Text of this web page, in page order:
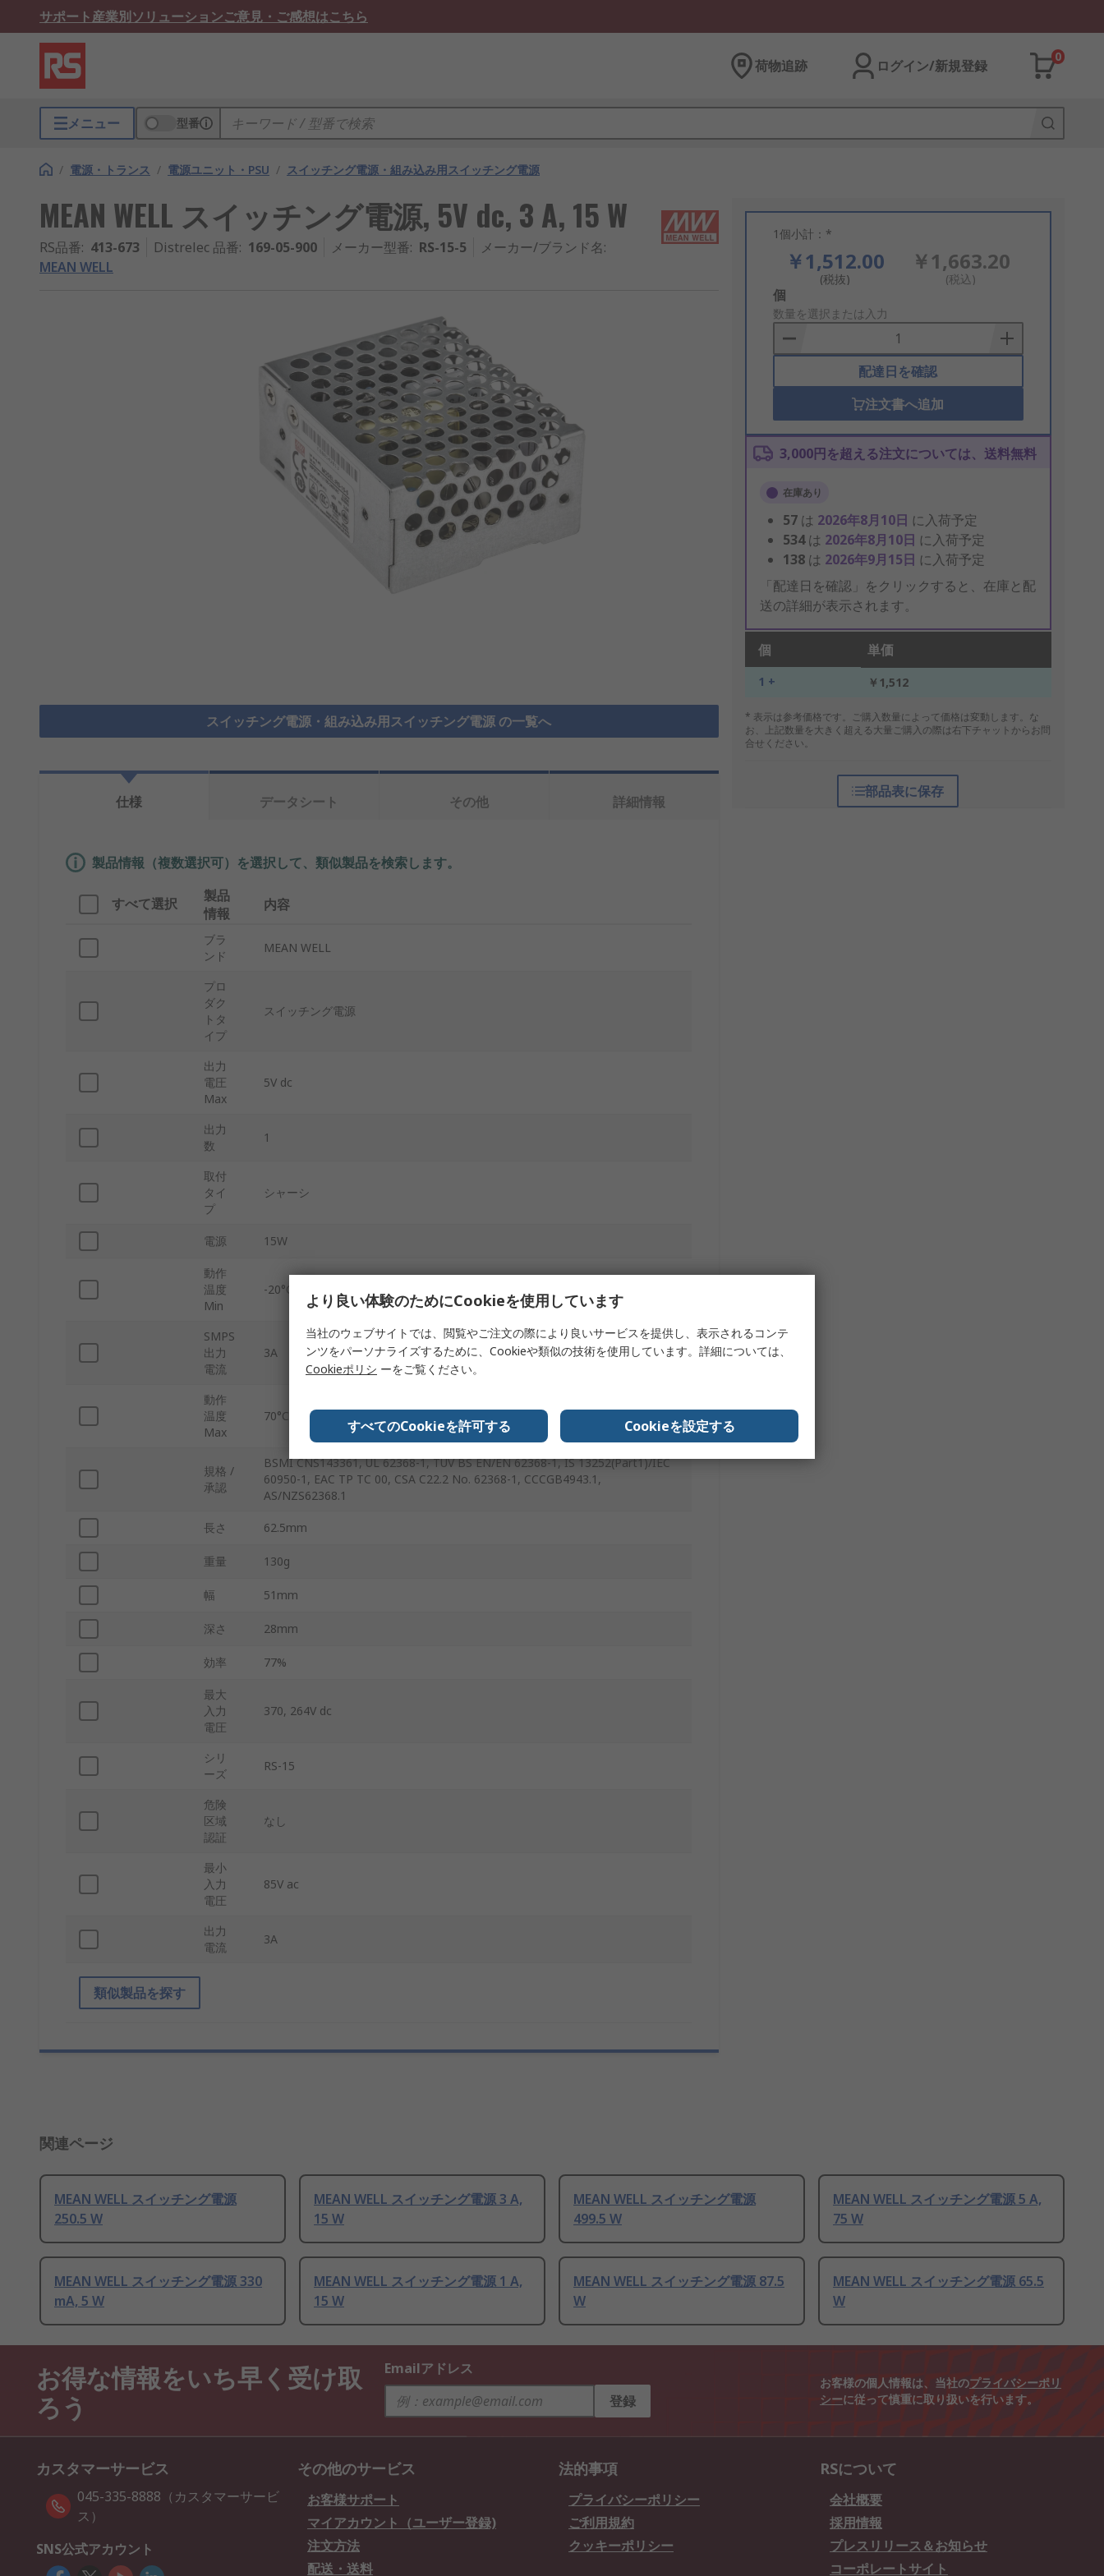
サポート産業別ソリューションご意見・ご感想はこちら
荷物追跡 ログイン/新規登録
0
メニュー 型番
/ 電源・トランス / 電源ユニット・PSU / スイッチング電源・組み込み用スイッチング電源
MEAN WELL スイッチング電源, 5V dc, 3 A, 15 W
RS品番: 413-673 Distrelec 品番: 169-05-900 メーカー型番: RS-15-5 メーカー/ブランド名:
MEAN WELL
スイッチング電源・組み込み用スイッチング電源 の一覧へ
1個小計：*
￥1,512.00
(税抜)
￥1,663.20
(税込)
Add
to
Basket
個
数量を選択または入力
配達日を確認
注文書へ追加
3,000円を超える注文については、送料無料
在庫あり
57 は 2026年8月10日 に入荷予定
534は 2026年8月10日 に入荷予定
138 は 2026年9月15日 に入荷予定
「配達日を確認」をクリックすると、在庫と配
送の詳細が表示されます。
個 単価
1 + ￥1,512
* 表示は参考価格です。ご購入数量によって価格は変動します。な
お、上記数量を大きく超える大量ご購入の際は右下チャットからお問
合せください。
部品表に保存
仕様 データシート その他 詳細情報
製品情報（複数選択可）を選択して、類似製品を検索します。
すべて選択
製品
情報
内容
ブラ
ンド
MEAN WELL
プロ
ダク
トタ
イプ
スイッチング電源
出力
電圧
Max
5V dc
出力
数
1
取付
タイ
プ
シャーシ
電源 15W
動作
温度
Min
-20°C
SMPS
出力
電流
3A
動作
温度
Max
70°C
規格 /
承認
BSMI CNS143361, UL 62368-1, TUV BS EN/EN 62368-1, IS 13252(Part1)/IEC
60950-1, EAC TP TC 00, CSA C22.2 No. 62368-1, CCCGB4943.1,
AS/NZS62368.1
長さ 62.5mm
重量 130g
幅 51mm
深さ 28mm
効率 77%
最大
入力
電圧
370, 264V dc
シリ
ーズ
RS-15
危険
区域
認証
なし
最小
入力
電圧
85V ac
出力
電流
3A
類似製品を探す
関連ページ
MEAN WELL スイッチング電源
250.5 W
MEAN WELL スイッチング電源 3 A,
15 W
MEAN WELL スイッチング電源
499.5 W
MEAN WELL スイッチング電源 5 A,
75 W
MEAN WELL スイッチング電源 330
mA, 5 W
MEAN WELL スイッチング電源 1 A,
15 W
MEAN WELL スイッチング電源 87.5
W
MEAN WELL スイッチング電源 65.5
W
お得な情報をいち早く受け取
ろう
Emailアドレス
登録
お客様の個人情報は、当社のプライバシーポリ
シーに従って慎重に取り扱いを行います。
カスタマーサービス
045-335-8888（カスタマーサービ
ス）
SNS公式アカウント
その他のサービス
お客様サポート
マイアカウント（ユーザー登録)
注文方法
配送・送料
法的事項
プライバシーポリシー
ご利用規約
クッキーポリシー
RSについて
会社概要
採用情報
プレスリリース＆お知らせ
コーポレートサイト
より良い体験のためにCookieを使用しています
当社のウェブサイトでは、閲覧やご注文の際により良いサービスを提供し、表示されるコンテ
ンツをパーソナライズするために、Cookieや類似の技術を使用しています。詳細については、
Cookieポリシ ーをご覧ください。
すべてのCookieを許可する Cookieを設定する